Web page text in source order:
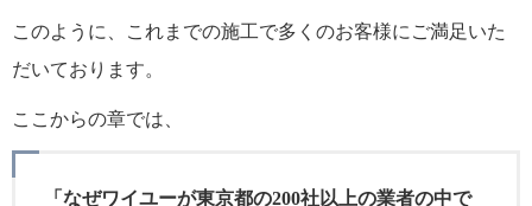
このように、これまでの施工で多くのお客様にご満足いた
だいております。
ここからの章では、
「なぜワイユーが東京都の200社以上の業者の中で